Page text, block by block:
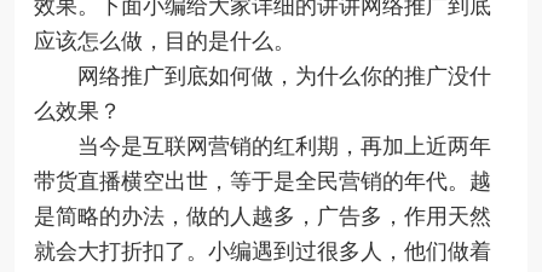
效果。下面小编给大家详细的讲讲网络推广到底
应该怎么做，目的是什么。
网络推广到底如何做，为什么你的推广没什
么效果？
当今是互联网营销的红利期，再加上近两年
带货直播横空出世，等于是全民营销的年代。越
是简略的办法，做的人越多，广告多，作用天然
就会大打折扣了。小编遇到过很多人，他们做着